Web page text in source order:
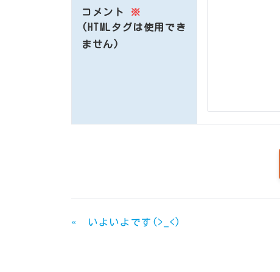
コメント
※
(HTMLタグは使用でき
ません)
« いよいよです(>_<)